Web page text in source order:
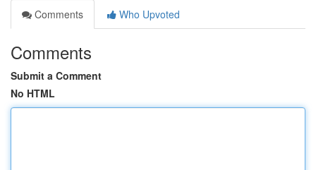
Comments
Who Upvoted
Comments
Submit a Comment
No HTML